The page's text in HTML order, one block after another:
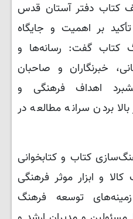
کتاب دفتر آستان قدس
بر اهمیت و جایگاه
کتاب گفت: رسانه‌ها و
خبرنگاران و صاحبان
اهداف فرهنگی و
بردن سرانه مطالعه در
کتاب و کتابخوانی
و ابزار موثر فرهنگی
توسعه فرهنگ